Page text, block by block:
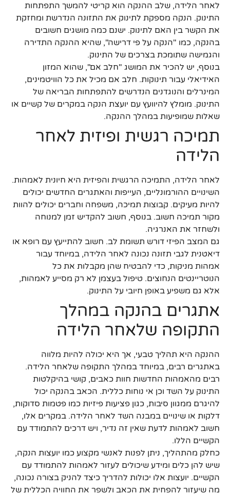
לאחר הלידה, שלב ההנקה הוא קריטי להמשך התפתחות
התינוק. הנקה מספקת לתינוק את התזונה הנדרשת ומחזקת
את הקשר בין האם לתינוק. ישנם כמה מושגים חשובים
בהנקה, כמו "הנקה על פי דרישה", שהיא ההנקה התדירה
והגמישה שתומכת בצרכים של התינוק.
בנוסף, יש להכיר את המושג "חלב אם", שהוא המזון
האידיאלי עבור תינוקות. חלב אם מכיל את כל הוויטמינים,
המינרלים והנוגדנים הנדרשים להתפתחות הבריאה של
התינוק. מומלץ להיוועץ עם יועצת הנקה במקרים של קשיים או
שאלות שמופיעות במהלך ההנקה.
תמיכה רגשית ופיזית לאחר
הלידה
לאחר הלידה, התמיכה הרגשית והפיזית היא חיונית לאמהות.
השינויים ההורמונליים, העייפות והאתגרים החדשים יכולים
להיות מעיקים. קבוצות תמיכה, משפחה וחברים יכולים להוות
מקור תמיכה חשוב. בנוסף, חשוב להקדיש זמן למנוחה
ולשחזר את האנרגיה.
גם המצב הפיזי דורש תשומת לב. חשוב להתייעץ עם רופא או
דיאטנית לגבי תזונה נכונה לאחר הלידה, במיוחד עבור
אמהות מניקות, כדי להבטיח שהן מקבלות את כל
הנוטריינטים הנחוצים. טיפול בעצמן לא רק מסייע לאמהות,
אלא גם משפיע באופן חיובי על התינוק.
אתגרים בהנקה במהלך
התקופה שלאחר הלידה
ההנקה היא תהליך טבעי, אך היא יכולה להיות מלווה
באתגרים רבים, במיוחד במהלך התקופה שלאחר הלידה.
רבים מהאמהות החדשות חוות כאבים, קושי בהיקלטות
התינוק על השד וכן אי נוחות כללית. הכאב בהנקה יכול
להיגרם ממגוון סיבות, כגון פציעות פיזיות כמו פטמות סדוקות,
דלקות או שינויים במבנה השד לאחר הלידה. במקרים אלו,
חשוב לאמהות לדעת שאין זה נדיר, ויש דרכים להתמודד עם
הקשיים הללו.
כחלק מהתהליך, ניתן לפנות לאנשי מקצוע כמו יועצות הנקה,
שיש להן כלים ומידע שיכולים לעזור לאמהות להתמודד עם
הקשיים. יועצות אלו יכולות להדריך כיצד להניק בצורה נכונה,
מה שיעזור להפחית את הכאב ולשפר את החוויה הכללית של